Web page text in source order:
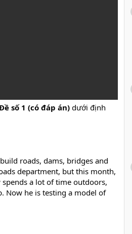
số 1 (có đáp án) dưới định
roads, dams, bridges and
department, but this month,
a lot of time outdoors,
Now he is testing a model of